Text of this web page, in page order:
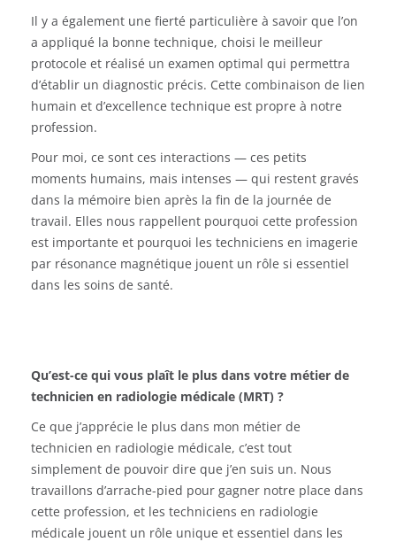
Il y a également une fierté particulière à savoir que l’on
a appliqué la bonne technique, choisi le meilleur
protocole et réalisé un examen optimal qui permettra
d’établir un diagnostic précis. Cette combinaison de lien
humain et d’excellence technique est propre à notre
profession.
Pour moi, ce sont ces interactions — ces petits
moments humains, mais intenses — qui restent gravés
dans la mémoire bien après la fin de la journée de
travail. Elles nous rappellent pourquoi cette profession
est importante et pourquoi les techniciens en imagerie
par résonance magnétique jouent un rôle si essentiel
dans les soins de santé.
Qu’est-ce qui vous plaît le plus dans votre métier de
technicien en radiologie médicale (MRT) ?
Ce que j’apprécie le plus dans mon métier de
technicien en radiologie médicale, c’est tout
simplement de pouvoir dire que j’en suis un. Nous
travaillons d’arrache-pied pour gagner notre place dans
cette profession, et les techniciens en radiologie
médicale jouent un rôle unique et essentiel dans les